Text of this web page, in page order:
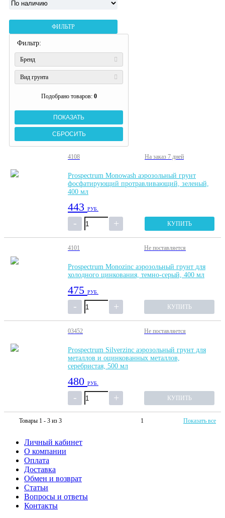
ФИЛЬТР
Фильтр:
Бренд
Вид грунта
Подобрано товаров: 0
4108 На заказ 7 дней
Prospectrum Monowash аэрозольный грунт
фосфатирующий протравливающий, зеленый,
400 мл
443 РУБ.
КУПИТЬ
4101 Не поставляется
Prospectrum Monozinc аэрозольный грунт для
холодного цинкования, темно-серый, 400 мл
475 РУБ.
КУПИТЬ
03452 Не поставляется
Prospectrum Silverzinc аэрозольный грунт для
металлов и оцинкованных металлов,
серебристая, 500 мл
480 РУБ.
КУПИТЬ
Товары 1 - 3 из 3 1 Показать все
Личный кабинет
О компании
Оплата
Доставка
Обмен и возврат
Статьи
Вопросы и ответы
Контакты